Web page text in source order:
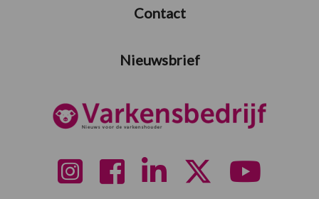
Contact
Nieuwsbrief